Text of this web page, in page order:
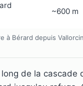
à Bérard depuis
~600 m
de la cascade